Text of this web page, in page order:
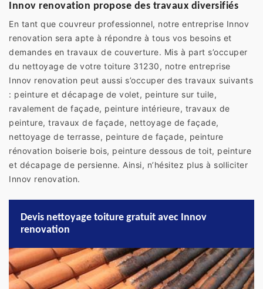
Innov renovation propose des travaux diversifiés
En tant que couvreur professionnel, notre entreprise Innov
renovation sera apte à répondre à tous vos besoins et
demandes en travaux de couverture. Mis à part s’occuper
du nettoyage de votre toiture 31230, notre entreprise
Innov renovation peut aussi s’occuper des travaux suivants
: peinture et décapage de volet, peinture sur tuile,
ravalement de façade, peinture intérieure, travaux de
peinture, travaux de façade, nettoyage de façade,
nettoyage de terrasse, peinture de façade, peinture
rénovation boiserie bois, peinture dessous de toit, peinture
et décapage de persienne. Ainsi, n’hésitez plus à solliciter
Innov renovation.
Devis nettoyage toiture gratuit avec Innov
renovation